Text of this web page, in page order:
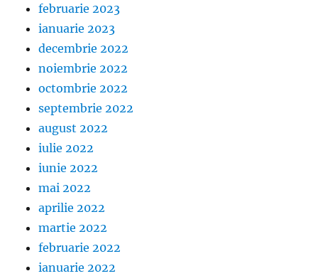
februarie 2023
ianuarie 2023
decembrie 2022
noiembrie 2022
octombrie 2022
septembrie 2022
august 2022
iulie 2022
iunie 2022
mai 2022
aprilie 2022
martie 2022
februarie 2022
ianuarie 2022